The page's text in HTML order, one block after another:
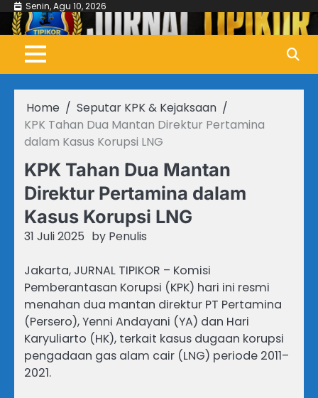
Skip
content
Senin, Agu 10, 2026
Home
Seputar KPK & Kejaksaan
KPK Tahan Dua Mantan Direktur Pertamina
dalam Kasus Korupsi LNG
KPK Tahan Dua Mantan
Direktur Pertamina dalam
Kasus Korupsi LNG
31 Juli 2025 by Penulis
Jakarta, JURNAL TIPIKOR – Komisi
Pemberantasan Korupsi (KPK) hari ini resmi
menahan dua mantan direktur PT Pertamina
(Persero), Yenni Andayani (YA) dan Hari
Karyuliarto (HK), terkait kasus dugaan korupsi
pengadaan gas alam cair (LNG) periode 2011–
2021.